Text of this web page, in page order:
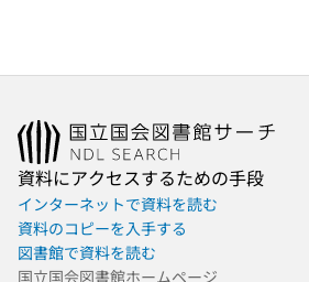
資料にアクセスするための手段
インターネットで資料を読む
資料のコピーを入手する
図書館で資料を読む
国立国会図書館ホームページ